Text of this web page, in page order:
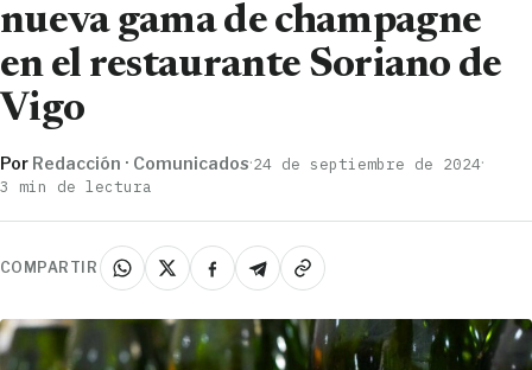
nueva gama de champagne
en el restaurante Soriano de
Vigo
Por Redacción · Comunicados·24 de septiembre de 2024·
3 min de lectura
COMPARTIR